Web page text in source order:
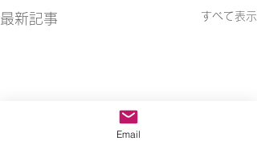
最新記事 すべて表示
Email